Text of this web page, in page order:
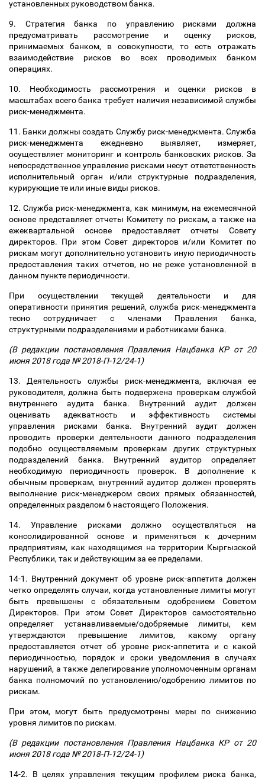
установленных руководством банка.
9. Стратегия банка по управлению рисками должна
предусматривать рассмотрение и оценку рисков,
принимаемых банком, в совокупности, то есть отражать
взаимодействие рисков во всех проводимых банком
операциях.
10. Необходимость рассмотрения и оценки рисков в
масштабах всего банка требует наличия независимой службы
риск-менеджмента.
11. Банки должны создать Службу риск-менеджмента. Служба
риск-менеджмента ежедневно выявляет, измеряет,
осуществляет мониторинг и контроль банковских рисков. За
непосредственное управление рисками несут ответственность
исполнительный орган и/или структурные подразделения,
курирующие те или иные виды рисков.
12. Служба риск-менеджмента, как минимум, на ежемесячной
основе представляет отчеты Комитету по рискам, а также на
ежеквартальной основе предоставляет отчеты Совету
директоров. При этом Совет директоров и/или Комитет по
рискам могут дополнительно установить иную периодичность
предоставления таких отчетов, но не реже установленной в
данном пункте периодичности.
При осуществлении текущей деятельности и для
оперативности принятия решений, служба риск-менеджмента
тесно сотрудничает с членами Правления банка,
структурными подразделениями и работниками банка.
(В редакции постановления Правления Нацбанка КР от 20
июня 2018 года № 2018-П-12/24-1)
13. Деятельность службы риск-менеджмента, включая ее
руководителя, должна быть подвержена проверкам службой
внутреннего аудита банка. Внутренний аудит должен
оценивать адекватность и эффективность системы
управления рисками банка. Внутренний аудит должен
проводить проверки деятельности данного подразделения
подобно осуществляемым проверкам других структурных
подразделений банка. Внутренний аудитор определяет
необходимую периодичность проверок. В дополнение к
обычным проверкам, внутренний аудитор должен проверять
выполнение риск-менеджером своих прямых обязанностей,
определенных разделом 6 настоящего Положения.
14. Управление рисками должно осуществляться на
консолидированной основе и применяться к дочерним
предприятиям, как находящимся на территории Кыргызской
Республики, так и действующим за ее пределами.
14-1. Внутренний документ об уровне риск-аппетита должен
четко определять случаи, когда установленные лимиты могут
быть превышены с обязательным одобрением Советом
Директоров. При этом Совет Директоров самостоятельно
определяет устанавливаемые/одобряемые лимиты, кем
утверждаются превышение лимитов, какому органу
предоставляется отчет об уровне риск-аппетита и с какой
периодичностью, порядок и сроки уведомления в случаях
нарушений, а также делегирование уполномоченным органам
банка полномочий по установлению/одобрению лимитов по
рискам.
При этом, могут быть предусмотрены меры по снижению
уровня лимитов по рискам.
(В редакции постановления Правления Нацбанка КР от 20
июня 2018 года № 2018-П-12/24-1)
14-2. В целях управления текущим профилем риска банка,